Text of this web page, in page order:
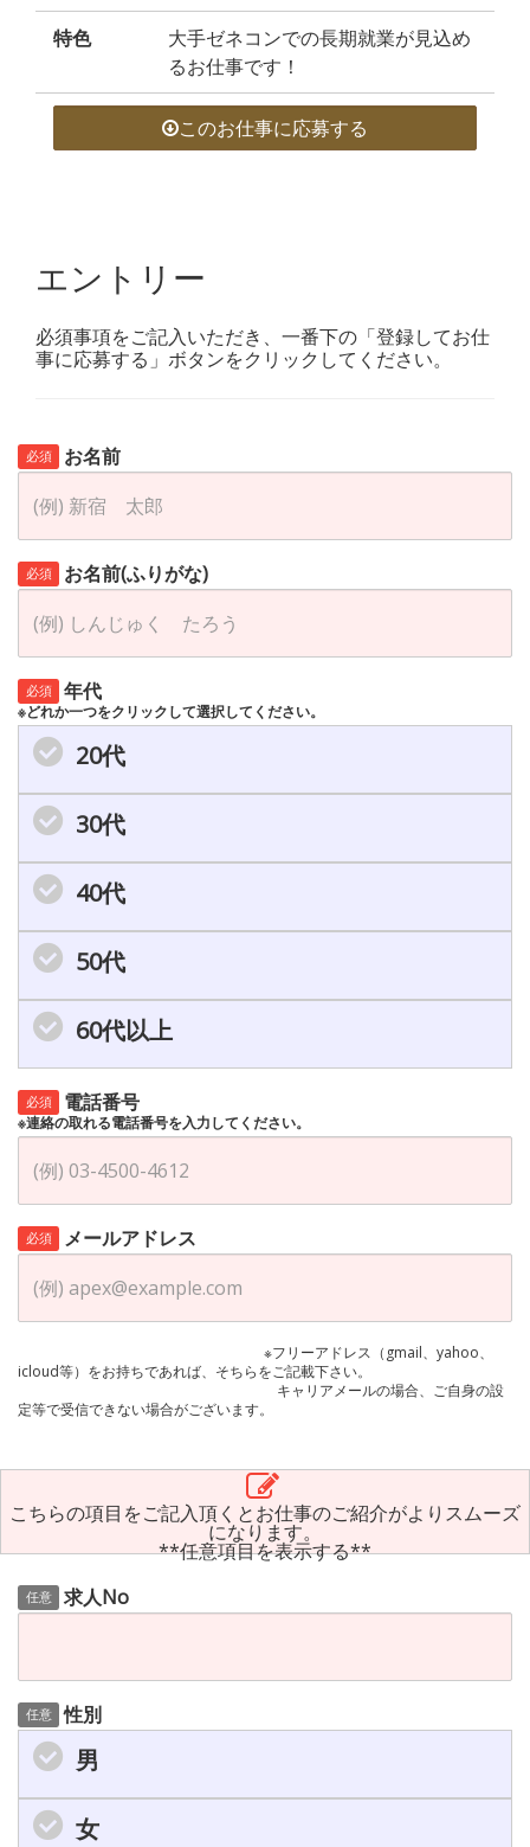
特色
大手ゼネコンでの長期就業が見込め
るお仕事です！
このお仕事に応募する
エントリー
必須事項をご記入いただき、一番下の「登録してお仕
事に応募する」ボタンをクリックしてください。
必須 お名前
必須 お名前(ふりがな)
必須 年代
※どれか一つをクリックして選択してください。
20代
30代
40代
50代
60代以上
必須 電話番号
※連絡の取れる電話番号を入力してください。
必須 メールアドレス
※フリーアドレス（gmail、yahoo、
icloud等）をお持ちであれば、そちらをご記載下さい。
キャリアメールの場合、ご自身の設
定等で受信できない場合がございます。
こちらの項目をご記入頂くとお仕事のご紹介がよりスムーズ
になります。
**任意項目を表示する**
任意 求人No
任意 性別
男
女